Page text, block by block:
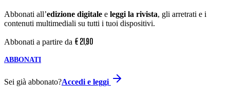
Abbonati all’edizione digitale e leggi la rivista, gli arretrati e i
contenuti multimediali su tutti i tuoi dispositivi.
Abbonati a partire da € 21,90
ABBONATI
Sei già abbonato?Accedi e leggi